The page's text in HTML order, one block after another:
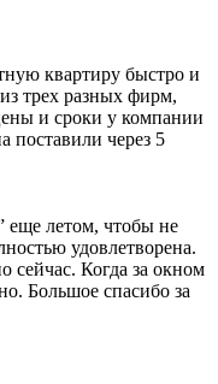
квартиру быстро и
трех разных фирм,
и сроки у компании
поставили через 5
еще летом, чтобы не
удовлетворена.
сейчас. Когда за окном
Большое спасибо за